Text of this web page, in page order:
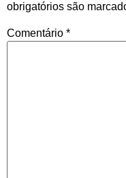
obrigatórios são
Comentário *